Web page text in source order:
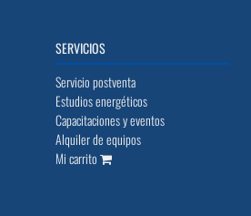
SERVICIOS
Servicio postventa
Estudios energéticos
Capacitaciones y eventos
Alquiler de equipos
Mi carrito